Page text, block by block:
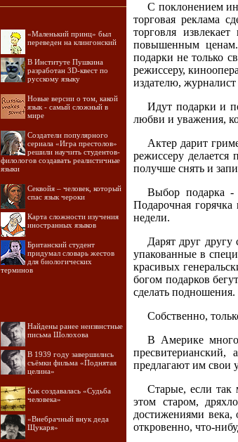
«Маленький принц» был
переведен на клингонский
В Институте Пушкина
разработан 3D-квест по
русскому языку
Новые версии о том, какой
язык - самый сложный в
мире
Создатели популярного
сериала «Игра престолов»
решили научить студентов-
филологов создавать реалистичные
языки
Секвойя – человек, который
спас язык чероки
Карта сложности изучения
иностранных языков
Британский студент
придумал словарь жестов
для биологических
терминов
Найдены ранее неизвнстные
письма Шолохова
В 1939 году завершились
съёмки фильма «Поднятая
целина»
Как создавалась «Судьба
человека»
«Внебрачный внук деда
Щукаря»
С поклонением
торговая реклама
торговля
повышенным ценам.
подарки не только
режиссеру,
издателю,
Идут подарки и
любви и уважения,
Актер дарит
режиссеру
получше снять и
Выбор подарка -
Подарочная
недели.
Дарят друг
упакованные в
красивых
богом подарков
сделать
Собственно,
В Америке много
предлагают им свои
Старые, если так
этом старом,
достижениями века,
откровенно, что-